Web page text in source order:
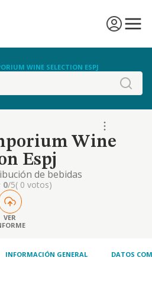
WINE SELECTION ESPJ
Wine
Espj
de bebidas
0/5( 0 votos)
VER
INFORMACIÓN GENERAL DATOS